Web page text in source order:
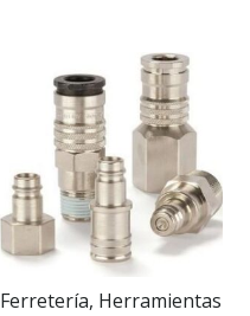
Ferretería, Herramientas